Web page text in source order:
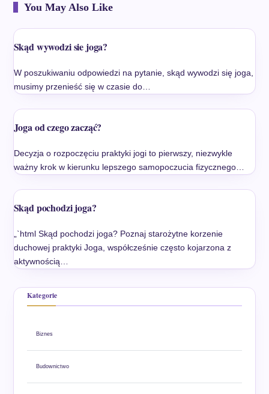
You May Also Like
Skąd wywodzi sie joga?
W poszukiwaniu odpowiedzi na pytanie, skąd wywodzi się joga,
musimy przenieść się w czasie do…
Joga od czego zacząć?
Decyzja o rozpoczęciu praktyki jogi to pierwszy, niezwykle
ważny krok w kierunku lepszego samopoczucia fizycznego…
Skąd pochodzi joga?
„`html Skąd pochodzi joga? Poznaj starożytne korzenie
duchowej praktyki Joga, współcześnie często kojarzona z
aktywnością…
Kategorie
Biznes
Budownictwo